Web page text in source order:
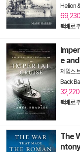
Helion
69,230
택배로
e
제임스
Back
32,220
택배로
The